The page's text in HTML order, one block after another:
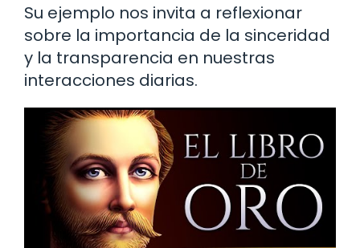
Su ejemplo nos invita a reflexionar
sobre la importancia de la sinceridad
y la transparencia en nuestras
interacciones diarias.